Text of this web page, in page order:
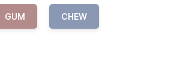
GUM CHEW